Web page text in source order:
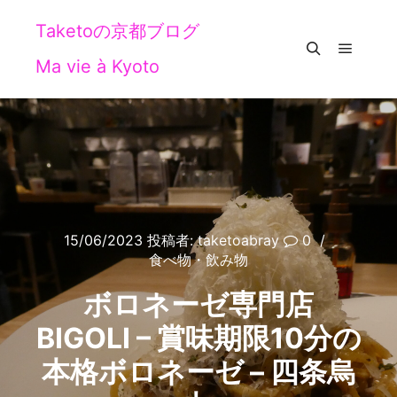
Taketoの京都ブログ
Ma vie à Kyoto
15/06/2023 投稿者:taketoabray
0
食べ物・飲み物
ボロネーゼ専門店
BIGOLI – 賞味期限10分の
本格ボロネーゼ – 四条烏